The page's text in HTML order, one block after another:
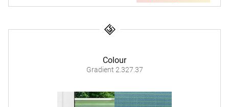
Colour
Gradient 2.327.37